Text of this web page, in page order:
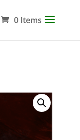
0 Items